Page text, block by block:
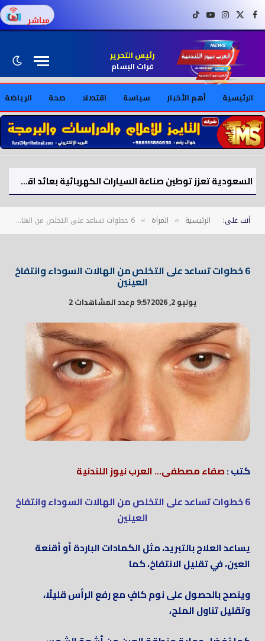
فيسبوكX (Twitter)
إنستغراميوتيوبتيك توك مباشر
رئيس التحرير
فرات البسام
الرئيسية أهم الأخبار سياسة اقتصاد صحة الرياضة
السعودية تعزز توطين صناعة السيارات الكهربائية بعائد اقتصادي يتجاوز 9 مليارات ريال
أنت على: الرئيسية » المرأة » 6 خطوات تساعد على التخلص من الهالات السوداء وانتفاخ العينين
6 خطوات تساعد على التخلص من الهالات السوداء وانتفاخ
العينين
يوليو 2, 2026 9:57 م عدد المشاهدات 2
كتب :صفاء مصطفى... العرب نيوز اللندنية
6 خطوات تساعد على التخلص من الهالات السوداء وانتفاخ
العينين
يساعد العلاج بالتبريد، مثل الكمادات الباردة أو أقنعة
العين، في تقليل الانتفاخ، كما
وينصح بالحصول على نوم كافٍ مع رفع الرأس قليلًا،
وتقليل تناول الملح،